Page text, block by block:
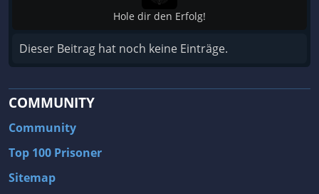
Hole dir den Erfolg!
Dieser Beitrag hat noch keine Einträge.
COMMUNITY
Community
Top 100 Prisoner
Sitemap